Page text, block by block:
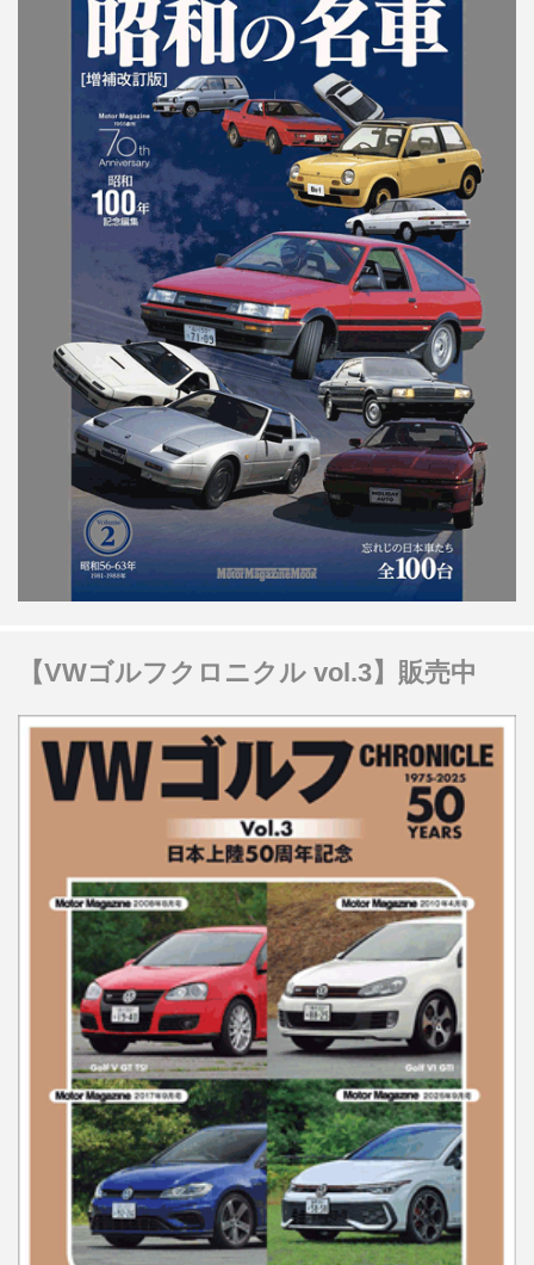
【VWゴルフクロニクル vol.3】販売中